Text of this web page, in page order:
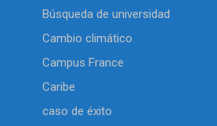
Búsqueda de universidad
Cambio climático
Campus France
Caribe
caso de éxito